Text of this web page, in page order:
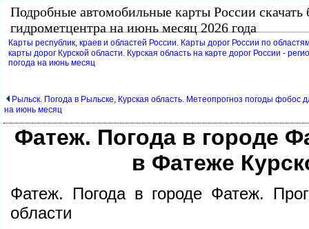
Подробные автомобильные карты России скачать
идрометцентра на июнь месяц 2026 года
Карты республик, краев и областей России. Карты дорог России по
карты дорог Курской области. Курская область на карте дорог России -
погода на июнь месяц
Рыльск. Погода в Рыльске, Курская область. Метеопрогноз погоды фобос
на июнь месяц
Фатеж. Погода в городе
Фатеже
Фатеж. Погода в городе Фатеж.
области